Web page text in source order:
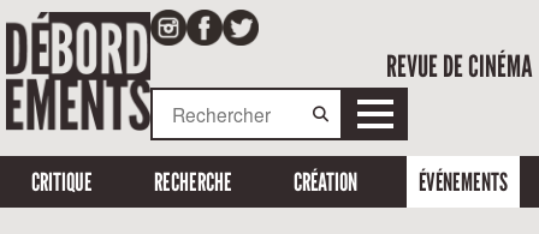
REVUE DE CINÉMA
CRITIQUE RECHERCHE CRÉATION ÉVÉNEMENTS